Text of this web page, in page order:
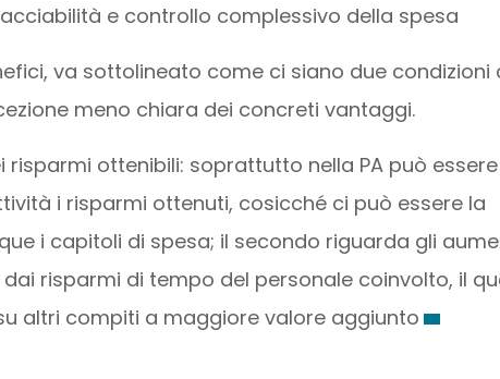
e controllo complessivo della spesa
va sottolineato come ci siano due condizioni
meno chiara dei concreti vantaggi.
risparmi ottenibili: soprattutto nella PA può essere
i risparmi ottenuti, cosicché ci può essere la
i capitoli di spesa; il secondo riguarda gli
risparmi di tempo del personale coinvolto, il
altri compiti a maggiore valore aggiunto